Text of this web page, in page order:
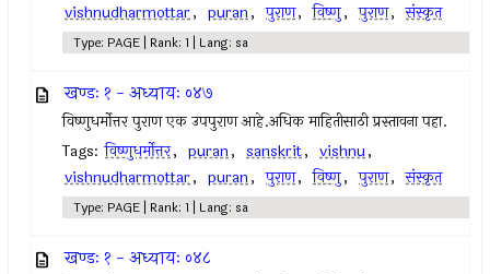
vishnudharmottar, puran, पुराण, विष्णु, पुराण, संस्कृत
Type: PAGE | Rank: 1 | Lang: sa
खण्डः १ - अध्यायः ०४७
विष्णुधर्मोत्तर पुराण एक उपपुराण आहे.अधिक माहितीसाठी प्रस्तावना पहा.
Tags: विष्णुधर्मोत्तर, puran, sanskrit, vishnu,
vishnudharmottar, puran, पुराण, विष्णु, पुराण, संस्कृत
Type: PAGE | Rank: 1 | Lang: sa
खण्डः १ - अध्यायः ०४८